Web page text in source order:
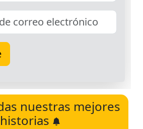
nuestras mejores
historias